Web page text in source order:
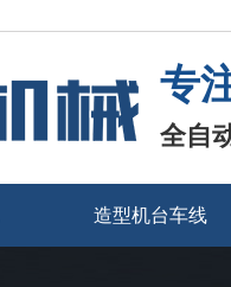
专
全自
造型机台车线